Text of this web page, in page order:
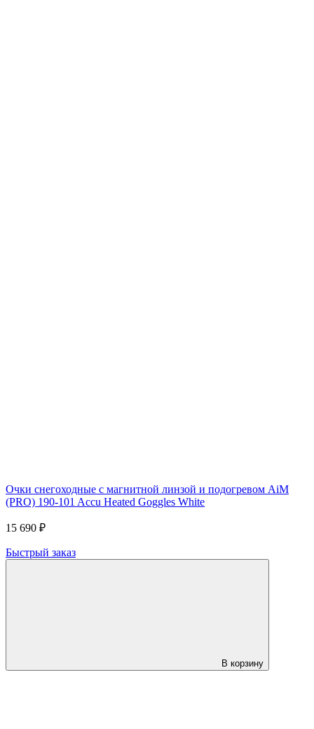
Очки снегоходные с магнитной линзой и подогревом AiM
(PRO) 190-101 Accu Heated Goggles White
15 690 ₽
Быстрый заказ
В корзину